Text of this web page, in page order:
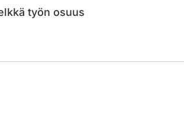
työn osuus